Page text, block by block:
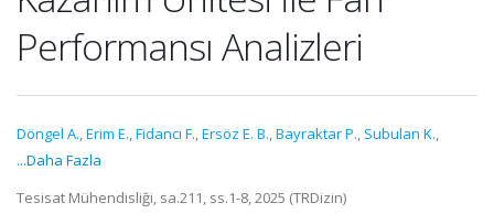
Performansı Analizleri
Döngel A.,Erim E.,Fidancı F.,Ersöz E. B.,Bayraktar P., Subulan K.,
...Daha Fazla
Tesisat Mühendisliği, sa.211, ss.1-8, 2025 (TRDizin)